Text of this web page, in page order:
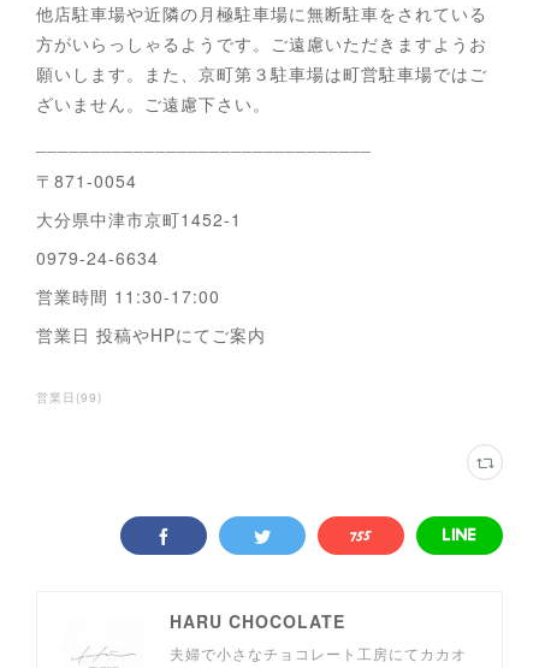
他店駐車場や近隣の月極駐車場に無断駐車をされている
方がいらっしゃるようです。ご遠慮いただきますようお
願いします。また、京町第３駐車場は町営駐車場ではご
ざいません。ご遠慮下さい。
〒871-0054
大分県中津市京町1452-1
0979-24-6634
営業時間 11:30-17:00
営業日 投稿やHPにてご案内
営業日 (99)
HARU CHOCOLATE
夫婦で小さなチョコレート工房にてカカオ